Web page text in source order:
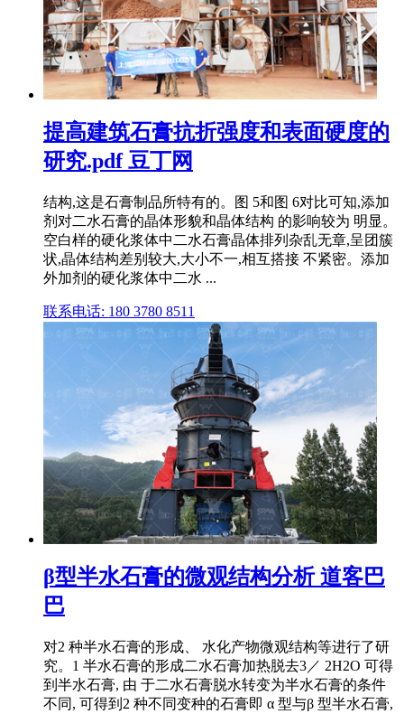
提高建筑石膏抗折强度和表面硬度的
研究.pdf 豆丁网
结构,这是石膏制品所特有的。图 5和图 6对比可知,添加
剂对二水石膏的晶体形貌和晶体结构 的影响较为 明显。
空白样的硬化浆体中二水石膏晶体排列杂乱无章,呈团簇
状,晶体结构差别较大,大小不一,相互搭接 不紧密。添加
外加剂的硬化浆体中二水 ...
联系电话: 180 3780 8511
β型半水石膏的微观结构分析 道客巴
巴
对2 种半水石膏的形成、 水化产物微观结构等进行了研
究。1 半水石膏的形成二水石膏加热脱去3／ 2H2O 可得
到半水石膏, 由 于二水石膏脱水转变为半水石膏的条件
不同, 可得到2 种不同变种的石膏即 α 型与β 型半水石膏,